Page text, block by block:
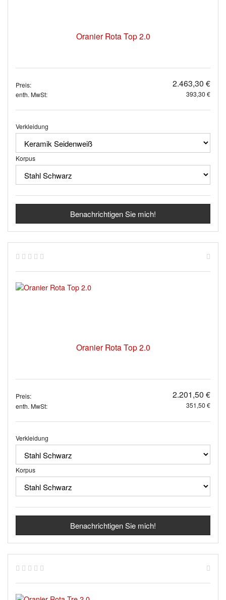
Oranier Rota Top 2.0
Preis: 2.463,30 €
enth. MwSt: 393,30 €
Verkleidung
Korpus
Benachrichtigen Sie mich!
Oranier Rota Top 2.0
Preis: 2.201,50 €
enth. MwSt: 351,50 €
Verkleidung
Korpus
Benachrichtigen Sie mich!